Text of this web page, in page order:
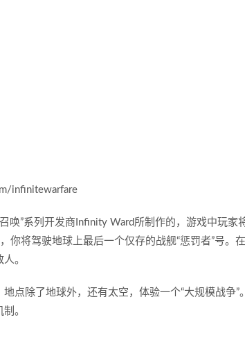
infinitewarfare
唤”系列开发商Infinity Ward所制作的，游戏中玩家
你将驾驶地球上最后一个仅存的战舰“惩罚者”号。
。
点除了地球外，还有太空，体验一个“大规模战争”
。